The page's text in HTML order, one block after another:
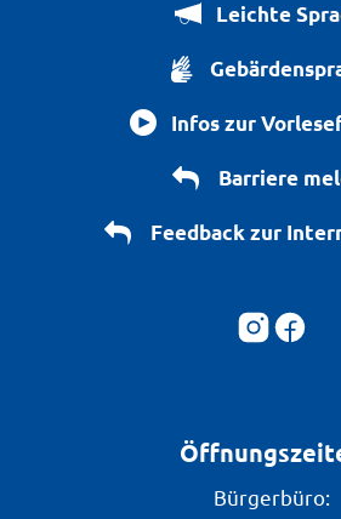
Leichte
Infos zur
Barriere
Feedback zur
Bürgerbüro: